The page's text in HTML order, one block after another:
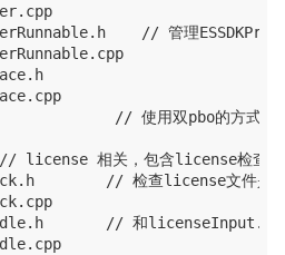
// 管理
// 使用双pbo的方式进行
license 相关，包含license检查和
// 检查license文件是否
// 和licenseInput.qml进